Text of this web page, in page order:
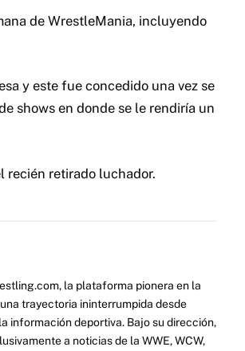
de WrestleMania, incluyendo
y este fue concedido una vez se
shows en donde se le rendiría un
recién retirado luchador.
la plataforma pionera en la
trayectoria ininterrumpida desde
información deportiva. Bajo su dirección,
a noticias de la WWE, WCW,